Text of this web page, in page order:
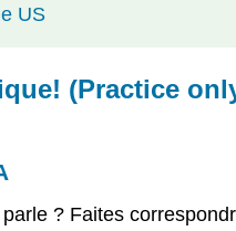
US
(Practice
? Faites